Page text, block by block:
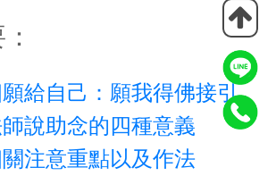
給自己：願我得佛接引
說助念的四種意義
關注意重點以及作法